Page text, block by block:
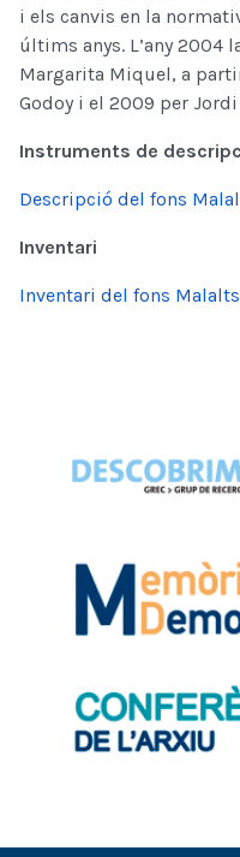
i els canvis en la
últims anys. L’any 2004
Margarita Miquel, a
Godoy i el 2009 per Jordi
Instruments de
Descripció del fons
Inventari
Inventari del fons